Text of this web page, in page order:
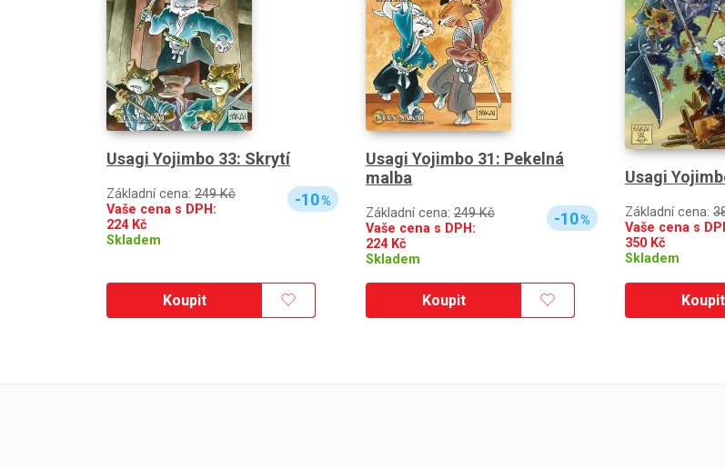
Usagi Yojimbo 33: Skrytí
Základní cena: 249 Kč
Vaše cena s DPH:
224Kč
Skladem
-10%
Koupit
Usagi Yojimbo 31: Pekelná
malba
Základní cena: 249 Kč
Vaše cena s DPH:
224Kč
Skladem
-10%
Koupit
Usagi
Základní cena:
Vaše cena s
350 Kč
Skladem
Koupit